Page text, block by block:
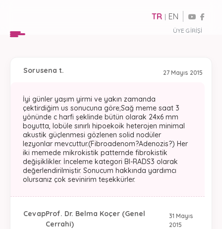
ÜYE GIRIŞI
TR | EN
27 Mayıs 2015
Sorusena t.
İyi günler yaşım yirmi ve yakın zamanda
çektirdiğim us sonucuna göre;Sağ meme saat 3
yönünde c harfi şeklinde bütün olarak 24x6 mm
boyutta, lobüle sınırlı hipoekoik heterojen minimal
akustik güçlenmesi gözlenen solid nodüler
lezyonlar mevcuttur.(Fibroadenom?Adenozis?) Her
iki memede mikrokistik patternde fibrokistik
değişiklikler. İnceleme kategori Bl-RADS3 olarak
değerlendirilmiştir. Sonucum hakkında yardımcı
olursanız çok sevinirim teşekkürler.
31 Mayıs
2015
CevapProf. Dr. Belma Koçer (Genel
Cerrahi)